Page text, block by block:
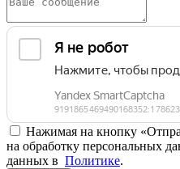
Нажимая на кнопку
на обработку персональных
данных в Политике.